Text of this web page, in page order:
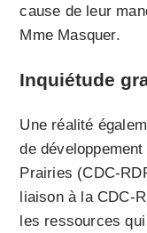
cause de leur
Mme Masquer.
Inquiétude
Une réalité
de
Prairies (CDC-
liaison à la CDC-
les ressources